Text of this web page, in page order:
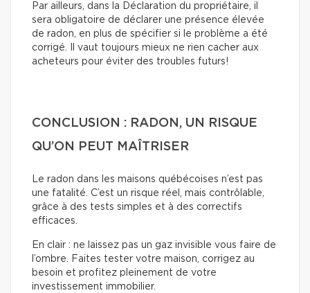
Par ailleurs, dans la Déclaration du propriétaire, il
sera obligatoire de déclarer une présence élevée
de radon, en plus de spécifier si le problème a été
corrigé. Il vaut toujours mieux ne rien cacher aux
acheteurs pour éviter des troubles futurs!
CONCLUSION : RADON, UN RISQUE
QU’ON PEUT MAÎTRISER
Le radon dans les maisons québécoises n’est pas
une fatalité. C’est un risque réel, mais contrôlable,
grâce à des tests simples et à des correctifs
efficaces.
En clair : ne laissez pas un gaz invisible vous faire de
l’ombre. Faites tester votre maison, corrigez au
besoin et profitez pleinement de votre
investissement immobilier.